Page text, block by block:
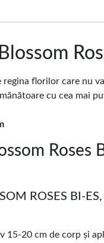
florilor care nu
cu cea mai
Roses
ROSES BI-
15-20 cm de corp și